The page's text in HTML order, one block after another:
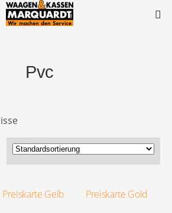
Pvc
Preiskarte Gelb Preiskarte Gold